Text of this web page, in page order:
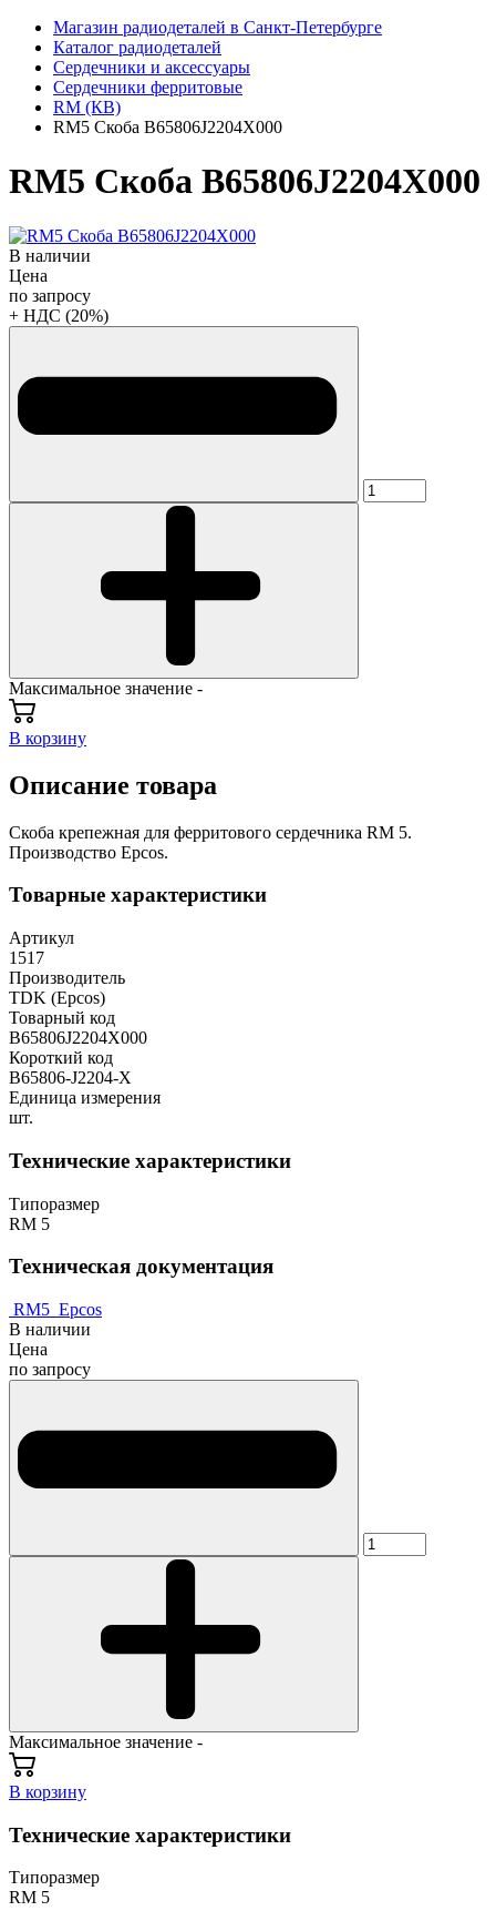
Магазин радиодеталей в Санкт-Петербурге
Каталог радиодеталей
Сердечники и аксессуары
Сердечники ферритовые
RM (КВ)
RM5 Скоба B65806J2204X000
RM5 Скоба B65806J2204X000
В наличии
Цена
по запросу
+ НДС (20%)
Максимальное значение -
В корзину
Описание товара
Скоба крепежная для ферритового сердечника RM 5.
Производство Epcos.
Товарные характеристики
Артикул
1517
Производитель
TDK (Epcos)
Товарный код
B65806J2204X000
Короткий код
B65806-J2204-X
Единица измерения
шт.
Технические характеристики
Типоразмер
RM 5
Техническая документация
RM5_Epcos
В наличии
Цена
по запросу
Максимальное значение -
В корзину
Технические характеристики
Типоразмер
RM 5